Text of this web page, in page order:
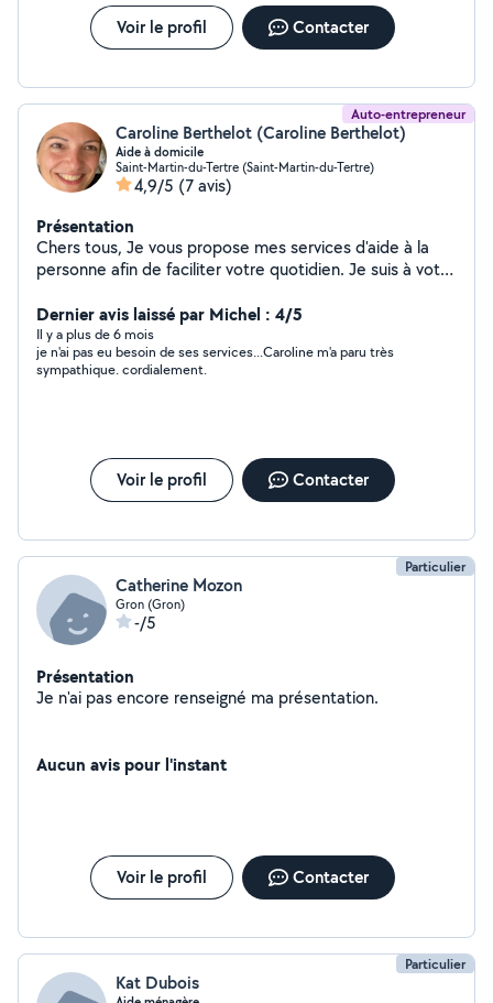
Voir le profil Contacter
Auto-entrepreneur
Caroline Berthelot (Caroline Berthelot)
Aide à domicile
Saint-Martin-du-Tertre (Saint-Martin-du-Tertre)
4,9/5 (7 avis)
Présentation
Chers tous, Je vous propose mes services d'aide à la
personne afin de faciliter votre quotidien. Je suis à votre
Dernier avis laissé par Michel : 4/5
Il y a plus de 6 mois
je n'ai pas eu besoin de ses services...Caroline m'a paru très
sympathique. cordialement.
Voir le profil Contacter
Particulier
Catherine Mozon
Gron (Gron)
-/5
Présentation
Je n'ai pas encore renseigné ma présentation.
Aucun avis pour l'instant
Voir le profil Contacter
Particulier
Kat Dubois